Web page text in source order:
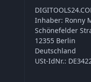
Inhaber: Ronny
Schönefelder
12355 Berlin
Deutschland
USt-IdNr.: